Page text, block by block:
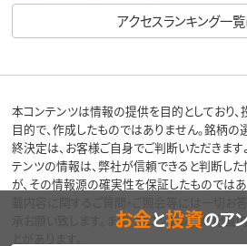
アクセスランキング一
本コンテンツは情報の提供を目的としており
目的で、作成したものではありません。銘柄
終決定は、お客様ご自身でご判断いただきます
テンツの情報は、弊社が信頼できると判断し
が、その情報源の確実性を保証したものでは
載内容に関するご質問・ご照会等には一切お
承お願い致します。また、本コンテンツの記載
お金と投資のア